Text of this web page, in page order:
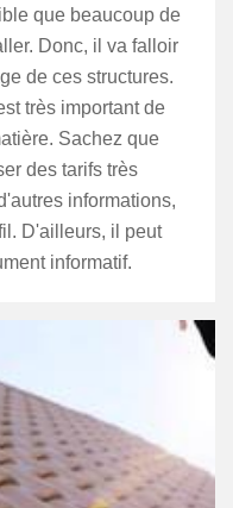
que beaucoup de
Donc, il va falloir
de ces structures.
très important de
Sachez que
des tarifs très
informations,
D'ailleurs, il peut
informatif.